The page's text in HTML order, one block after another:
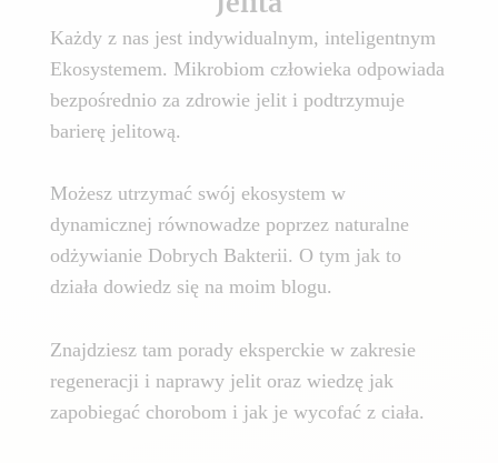
Każdy z nas jest indywidualnym, inteligentnym
Ekosystemem. Mikrobiom człowieka odpowiada
bezpośrednio za zdrowie jelit i podtrzymuje
barierę jelitową.
Możesz utrzymać swój ekosystem w
dynamicznej równowadze poprzez naturalne
odżywianie Dobrych Bakterii. O tym jak to
działa dowiedz się na moim blogu.
Znajdziesz tam porady eksperckie w zakresie
regeneracji i naprawy jelit oraz wiedzę jak
zapobiegać chorobom i jak je wycofać z ciała.